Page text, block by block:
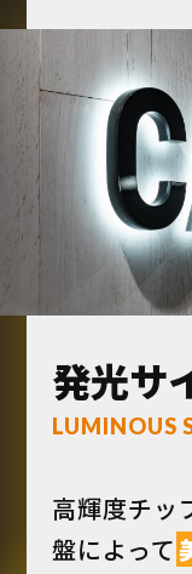
発光サ
LUMINOUS
高輝度チッ
盤によって